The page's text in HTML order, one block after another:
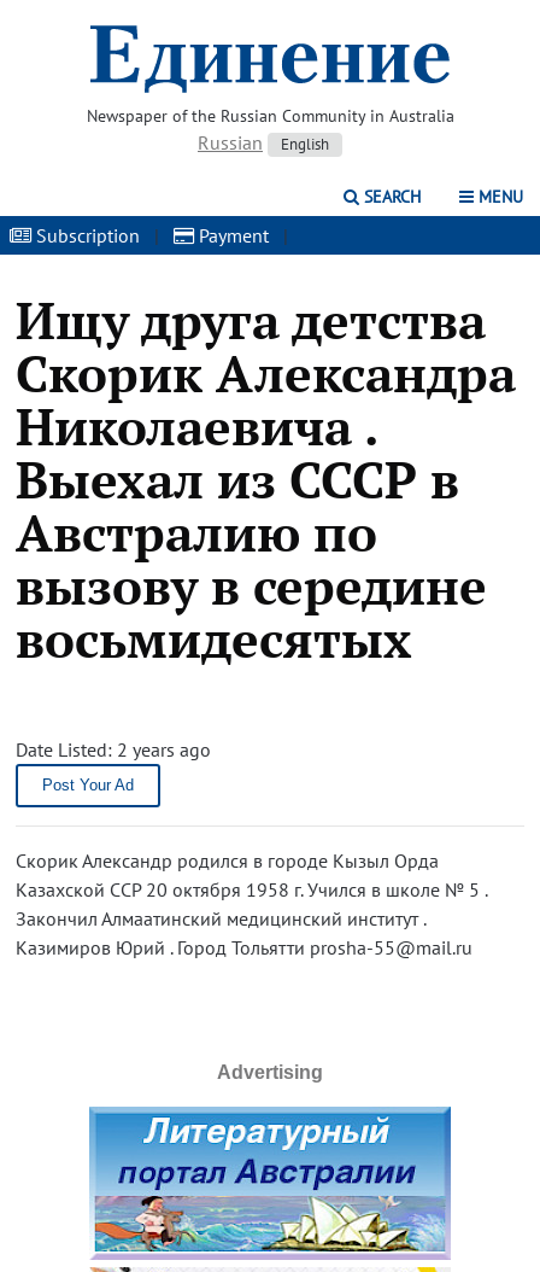
Newspaper of the Russian Community in Australia
Russian English
SEARCH MENU
Subscription | Payment |
Ищу друга детства
Скорик Александра
Николаевича .
Выехал из СССР в
Австралию по
вызову в середине
восьмидесятых
Date Listed: 2 years ago
Post Your Ad
Скорик Александр родился в городе Кызыл Орда
Казахской ССР 20 октября 1958 г. Учился в школе № 5 .
Закончил Алмаатинский медицинский институт .
Казимиров Юрий . Город Тольятти prosha-55@mail.ru
Advertising